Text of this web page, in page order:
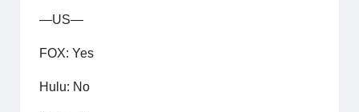
—US—
FOX: Yes
Hulu: No